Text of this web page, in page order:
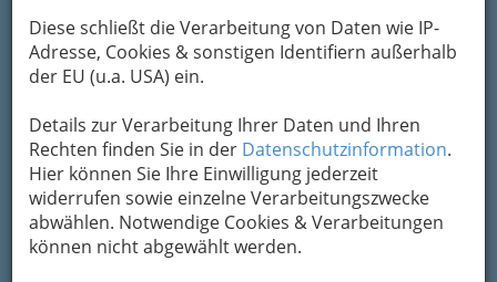
Diese schließt die Verarbeitung von Daten wie IP-
Adresse, Cookies & sonstigen Identifiern außerhalb
der EU (u.a. USA) ein.
Details zur Verarbeitung Ihrer Daten und Ihren
Rechten finden Sie in der Datenschutzinformation.
Hier können Sie Ihre Einwilligung jederzeit
widerrufen sowie einzelne Verarbeitungszwecke
abwählen. Notwendige Cookies & Verarbeitungen
können nicht abgewählt werden.
und jeder definiert den
Lebensstil für sich selbst.